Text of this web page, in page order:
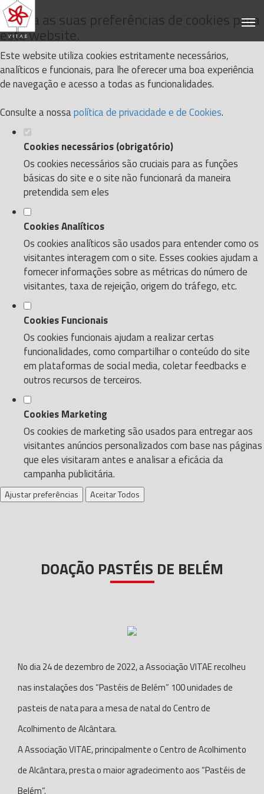
Defina as suas preferências de cookies para
este website.
Este website utiliza cookies estritamente necessários,
analíticos e funcionais, para lhe oferecer uma boa experiência
de navegação e acesso a todas as funcionalidades.
Consulte a nossapolítica de privacidade e de Cookies.
Cookies necessários (obrigatório)
Os cookies necessários são cruciais para as funções
básicas do site e o site não funcionará da maneira
pretendida sem eles
Cookies Analíticos
Os cookies analíticos são usados para entender como os
visitantes interagem com o site. Esses cookies ajudam a
fornecer informações sobre as métricas do número de
visitantes, taxa de rejeição, origem do tráfego, etc.
Cookies Funcionais
Os cookies funcionais ajudam a realizar certas
funcionalidades, como compartilhar o conteúdo do site
em plataformas de social media, coletar feedbacks e
outros recursos de terceiros.
Cookies Marketing
Os cookies de marketing são usados para entregar aos
visitantes anúncios personalizados com base nas páginas
que eles visitaram antes e analisar a eficácia da
campanha publicitária.
Ajustar preferências Aceitar Todos
DOAÇÃO PASTÉIS DE BELÉM
No dia 24 de dezembro de 2022, a Associação VITAE recolheu
nas instalações dos “Pastéis de Belém” 100 unidades de
pasteis de nata para a mesa de natal do Centro de
Acolhimento de Alcântara.
A Associação VITAE, principalmente o Centro de Acolhimento
de Alcântara, presta o maior agradecimento aos “Pastéis de
Belém”.